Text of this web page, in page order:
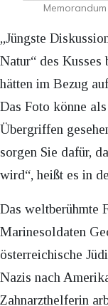
„Jüngste
Natur“ des
hätten im Bezug
Das Foto könne
Übergriffen
sorgen Sie dafür,
wird“, heißt es in
Das weltberühmte
Marinesoldaten
österreichische
Nazis nach
Zahnarzthelferin